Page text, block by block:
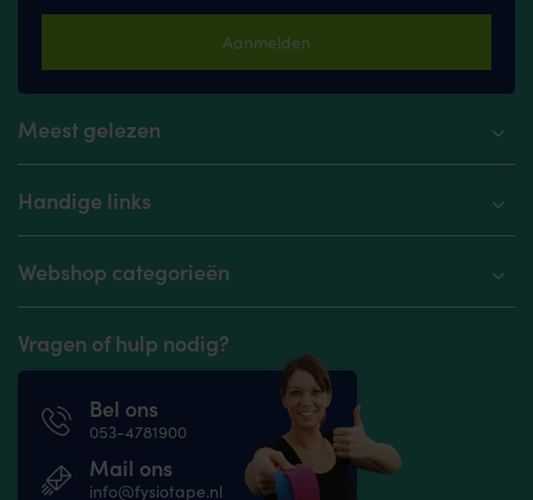
Aanmelden
Meest gelezen
Handige links
Webshop categorieën
Vragen of hulp nodig?
Bel ons
053-4781900
Mail ons
info@fysiotape.nl